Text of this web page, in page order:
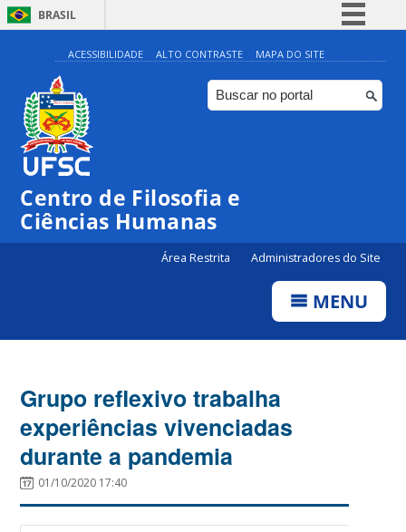
BRASIL
Simplifique!
Comunica BR
Participe
ACESSIBILIDADE ALTO CONTRASTE MAPA DO SITE
Centro de Filosofia e
Ciências Humanas
Área Restrita Administradores do Site
MENU
Grupo reflexivo trabalha
experiências vivenciadas
durante a pandemia
01/10/2020 17:40